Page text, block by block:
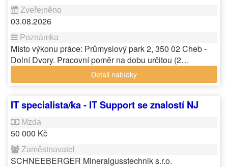
03.08.2026
Místo výkonu práce: Průmyslový park 2, 350 02 Cheb -
Dolní Dvory. Pracovní poměr na dobu určitou (2…
Detail nabídky
IT specialista/ka - IT Support se znalostí NJ
50 000 Kč
SCHNEEBERGER Mineralgusstechnik s.r.o.